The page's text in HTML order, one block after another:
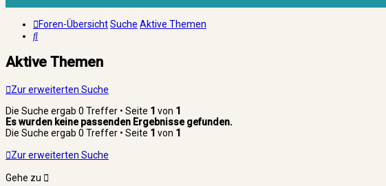
Foren-ÜbersichtSuche Aktive Themen
Suche
Aktive Themen
Zur erweiterten Suche
Die Suche ergab 0 Treffer • Seite 1 von 1
Es wurden keine passenden Ergebnisse gefunden.
Die Suche ergab 0 Treffer • Seite 1 von 1
Zur erweiterten Suche
Gehe zu